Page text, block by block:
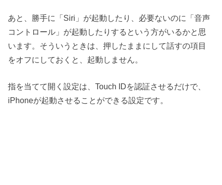
あと、勝手に「Siri」が起動したり、必要ないのに「音声
コントロール」が起動したりするという方がいるかと思
います。そういうときは、押したままにして話すの項目
をオフにしておくと、起動しません。
指を当てて開く設定は、Touch IDを認証させるだけで、
iPhoneが起動させることができる設定です。